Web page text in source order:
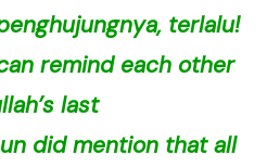
terlalu!
remind each other
last
did mention that all